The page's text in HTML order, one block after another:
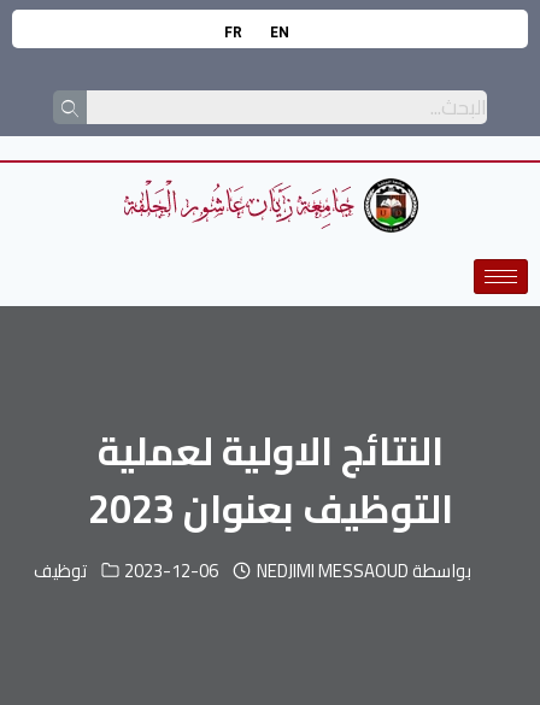
EN
FR
النتائج الاولية لعملية
التوظيف بعنوان 2023
بواسطةNEDJIMI MESSAOUD
2023-12-06 توظيف